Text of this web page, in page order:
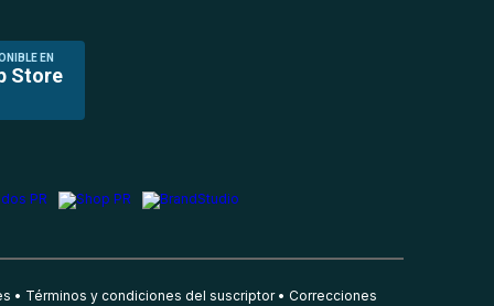
EN
Store
Términos y condiciones del suscriptor Correcciones